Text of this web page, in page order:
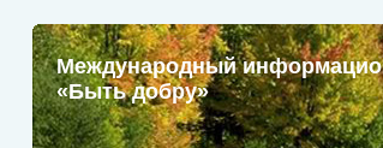
Международный
«Быть добру»